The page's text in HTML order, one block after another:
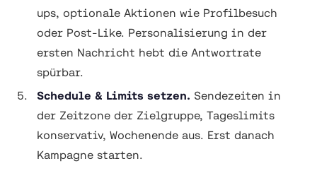
ups, optionale Aktionen wie Profilbesuch
oder Post-Like. Personalisierung in der
ersten Nachricht hebt die Antwortrate
spürbar.
Schedule & Limits setzen. Sendezeiten in
der Zeitzone der Zielgruppe, Tageslimits
konservativ, Wochenende aus. Erst danach
Kampagne starten.